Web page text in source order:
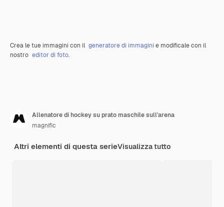
Crea le tue immagini con il generatore di immagini e modificale con il
nostro editor di foto.
Allenatore di hockey su prato maschile sull'arena
magnific
Altri elementi di questa serieVisualizza tutto